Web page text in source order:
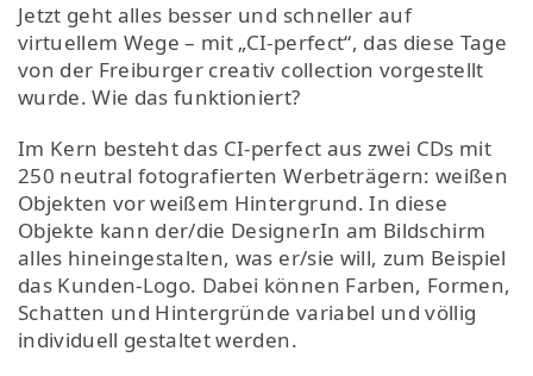
Jetzt geht alles besser und schneller auf
virtuellem Wege – mit „CI-perfect“, das diese Tage
von der Freiburger creativ collection vorgestellt
wurde. Wie das funktioniert?
Im Kern besteht das CI-perfect aus zwei CDs mit
250 neutral fotografierten Werbeträgern: weißen
Objekten vor weißem Hintergrund. In diese
Objekte kann der/die DesignerIn am Bildschirm
alles hineingestalten, was er/sie will, zum Beispiel
das Kunden-Logo. Dabei können Farben, Formen,
Schatten und Hintergründe variabel und völlig
individuell gestaltet werden.